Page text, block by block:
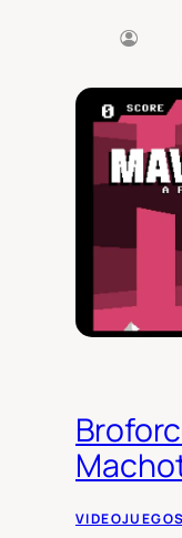
VIDEOJUEGOS